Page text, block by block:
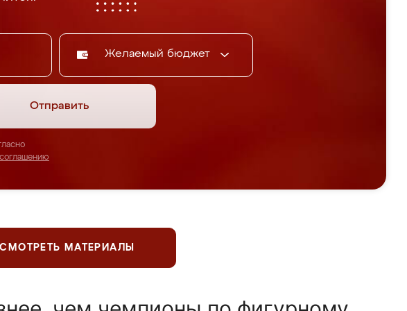
Желаемый бюджет
Отправить
соглашению
МАТЕРИАЛЫ